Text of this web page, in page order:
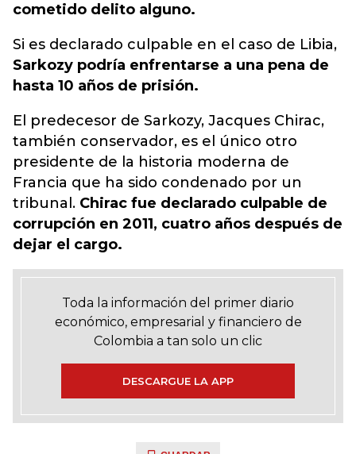
cometido delito alguno.
Si es declarado culpable en el caso de Libia,
Sarkozy podría enfrentarse a una pena de
hasta 10 años de prisión.
El predecesor de Sarkozy, Jacques Chirac,
también conservador, es el único otro
presidente de la historia moderna de
Francia que ha sido condenado por un
tribunal. Chirac fue declarado culpable de
corrupción en 2011, cuatro años después de
dejar el cargo.
Toda la información del primer diario
económico, empresarial y financiero de
Colombia a tan solo un clic
DESCARGUE LA APP